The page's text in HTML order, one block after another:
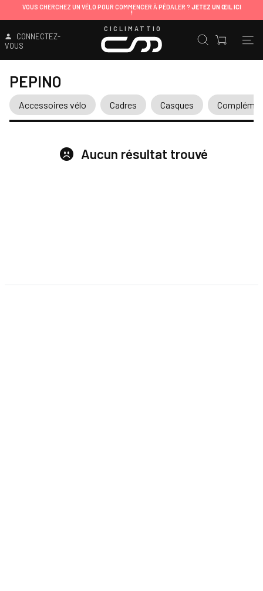
VOUS CHERCHEZ UN VÉLO POUR COMMENCER À PÉDALER ? JETEZ UN ŒIL ICI
!
CONNECTEZ-
VOUS
CICLIMATTIO
PEPINO
Accessoires vélo Cadres Casques
Aucun résultat trouvé